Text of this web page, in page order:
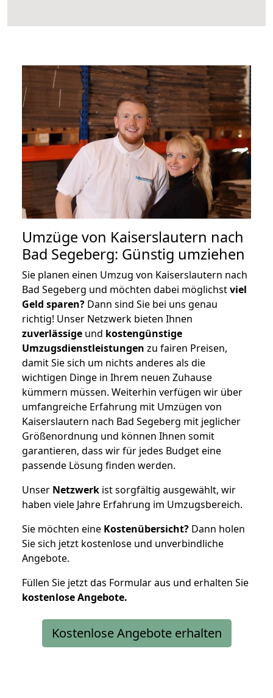
Umzüge von Kaiserslautern nach
Bad Segeberg: Günstig umziehen
Sie planen einen Umzug von Kaiserslautern nach
Bad Segeberg und möchten dabei möglichstviel
Geld sparen? Dann sind Sie bei uns genau
richtig! Unser Netzwerk bieten Ihnen
zuverlässige und kostengünstige
Umzugsdienstleistungen zu fairen Preisen,
damit Sie sich um nichts anderes als die
wichtigen Dinge in Ihrem neuen Zuhause
kümmern müssen. Weiterhin verfügen wir über
umfangreiche Erfahrung mit Umzügen von
Kaiserslautern nach Bad Segeberg mit jeglicher
Größenordnung und können Ihnen somit
garantieren, dass wir für jedes Budget eine
passende Lösung finden werden.
Unser Netzwerk ist sorgfältig ausgewählt, wir
haben viele Jahre Erfahrung im Umzugsbereich.
Sie möchten eine Kostenübersicht? Dann holen
Sie sich jetzt kostenlose und unverbindliche
Angebote.
Füllen Sie jetzt das Formular aus und erhalten Sie
kostenloseAngebote.
Kostenlose Angebote erhalten